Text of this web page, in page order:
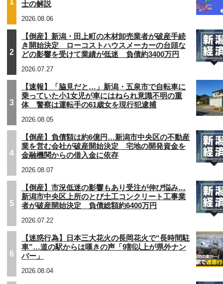
1 士の解説
2026.08.06
2
【倒産】新潟・田上町の木材卸売業者が破産手続
き開始決定 ローコストハウスメーカーの台頭な
どの影響を受けて業績が低迷 負債約3400万円
2026.07.27
3
【速報】「脇見だと…」新潟・五泉市で自転車に
乗っていた小1女児が車にはねられ意識不明の重
体 警察は運転手の61歳女を現行犯逮捕
2026.08.05
4
【倒産】負債額は約6億円…新潟市中央区の不動産
業を営む会社が破産開始決定 宅地の開発資金を
金融機関からの借入金に依存
2026.08.07
5
【倒産】市況低迷の影響もあり受注が伸び悩み…
新潟市中央区上所のとび土工コンクリート工事業
者が破産開始決定 負債総額約6400万円
2026.07.22
6
【迷惑行為】日本三大花火の長岡花火で“長時間駐
車”…道の駅からは嘆きの声「9割以上が県外ナン
バー」
2026.08.04